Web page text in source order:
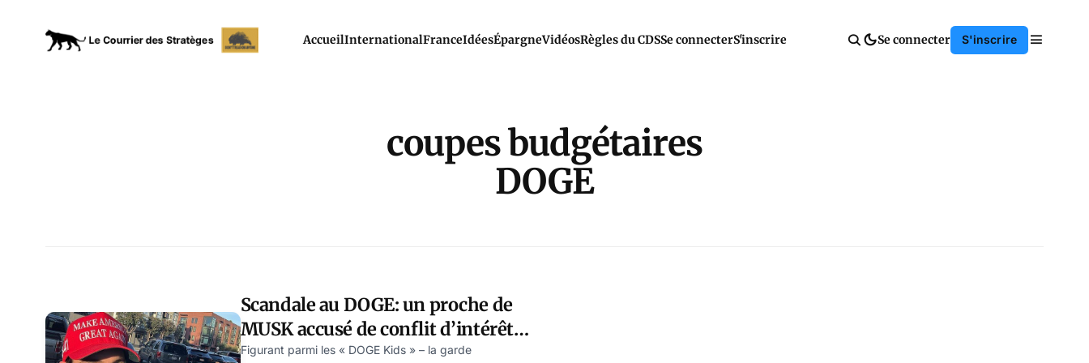
AccueilInternationalFranceIdéesÉpargneVidéosRègles du CDSSe connecterS'inscrire Se connecter S'inscrire
coupes budgétaires
DOGE
Scandale au DOGE: un proche de
MUSK accusé de conflit d’intérêt
après avoir torpillé le Bureau de
Figurant parmi les « DOGE Kids » – la garde